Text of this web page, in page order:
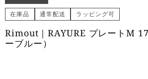
在庫品 通常配送 ラッピング可
Rimout｜RAYURE プレートM
ーブルー）